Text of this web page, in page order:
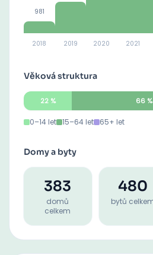
981
2018 2019 2020 2021
Věková struktura
22% 66 %
0–14 let 15–64 let 65+ let
Domy a byty
383
domů
celkem
480
bytů